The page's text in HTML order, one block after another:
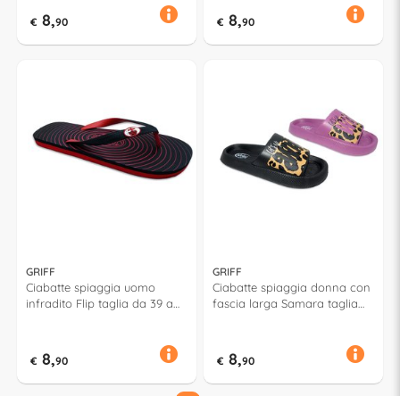
€ 8,90 € 8,90
GRIFF
Ciabatte spiaggia uomo
infradito Flip taglia da 39 a
€ 8,90
GRIFF
Ciabatte spiaggia donna con
fascia larga Samara taglia
€ 8,90